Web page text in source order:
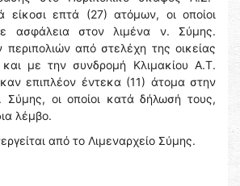
είκοσι επτά (27) ατόμων, οι οποίοι
ασφάλεια στον λιμένα ν. Σύμης.
περιπολιών από στελέχη της οικείας
και με την συνδρομή Κλιμακίου Α.Τ.
επιπλέον έντεκα (11) άτομα στην
Σύμης, οι οποίοι κατά δήλωσή τους,
λέμβο.
από το Λιμεναρχείο Σύμης.